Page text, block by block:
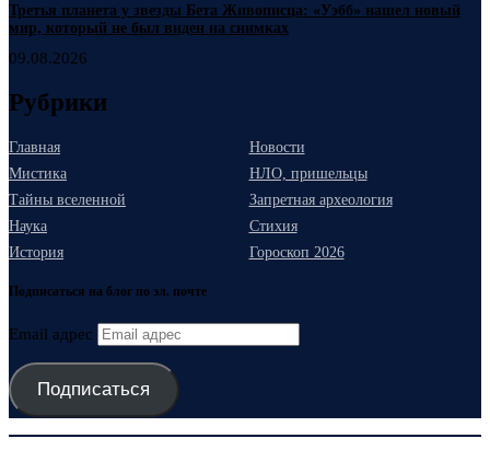
Третья планета у звезды Бета Живописца: «Уэбб» нашел новый
мир, который не был виден на снимках
09.08.2026
Рубрики
Главная
Новости
Мистика
НЛО, пришельцы
Тайны вселенной
Запретная археология
Наука
Стихия
История
Гороскоп 2026
Подписаться на блог по эл. почте
Email адрес
Подписаться